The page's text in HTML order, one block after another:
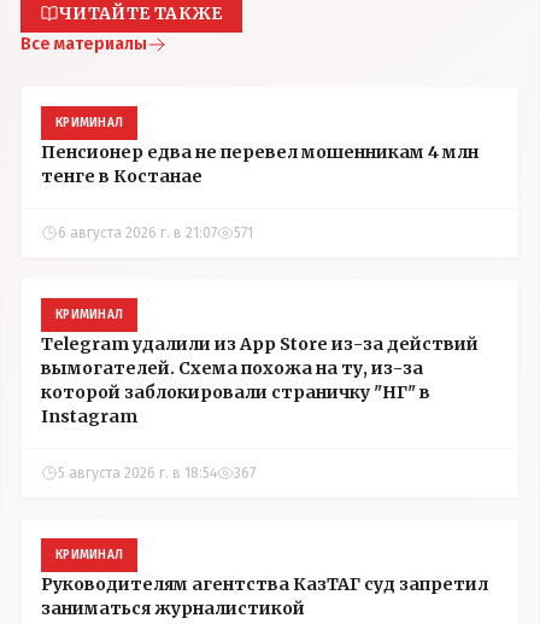
ЧИТАЙТЕ ТАКЖЕ
Все материалы
КРИМИНАЛ
Пенсионер едва не перевел мошенникам 4 млн
тенге в Костанае
6 августа 2026 г. в 21:07 571
КРИМИНАЛ
Telegram удалили из App Store из-за действий
вымогателей. Схема похожа на ту, из-за
которой заблокировали страничку "НГ" в
Instagram
5 августа 2026 г. в 18:54 367
КРИМИНАЛ
Руководителям агентства КазТАГ суд запретил
заниматься журналистикой